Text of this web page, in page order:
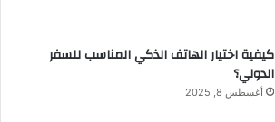
كيفية اختيار الهاتف الذكي المناسب للسفر
الدولي؟
أغسطس 8, 2025